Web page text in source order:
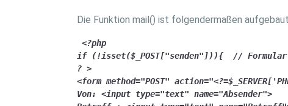
Die Funktion mail() ist folgendermaßen
<?php
if (!isset($_POST["senden"])){  // Formular
? >
<form method="POST"
Von: <input type="text" name="Absender">